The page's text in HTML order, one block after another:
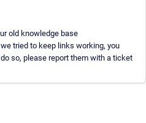
old knowledge base
tried to keep links working, you
so, please report them with a ticket